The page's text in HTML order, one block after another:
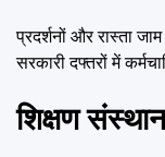
प्रदर्शनों और रास्ता
सरकारी दफ्तरों में
शिक्षण